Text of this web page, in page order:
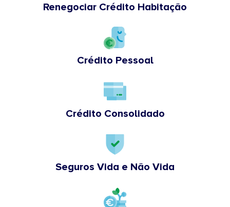
Renegociar Crédito Habitação
Crédito Pessoal
Crédito Consolidado
Seguros Vida e Não Vida